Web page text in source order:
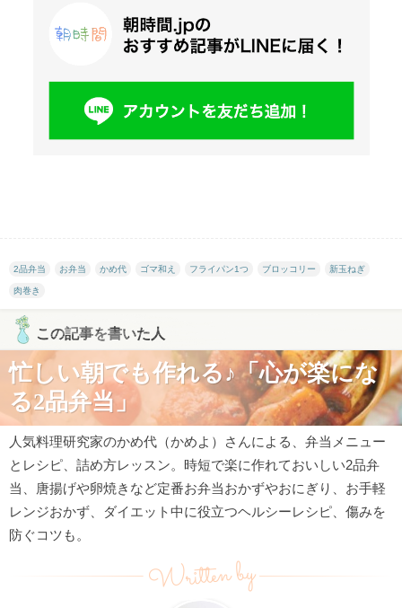
2品弁当 お弁当 かめ代 ゴマ和え フライパン1つ ブロッコリー 新玉ねぎ
肉巻き
この記事を書いた人
忙しい朝でも作れる♪「心が楽にな
る2品弁当」
人気料理研究家のかめ代（かめよ）さんによる、弁当メニュー
とレシピ、詰め方レッスン。時短で楽に作れておいしい2品弁
当、唐揚げや卵焼きなど定番お弁当おかずやおにぎり、お手軽
レンジおかず、ダイエット中に役立つヘルシーレシピ、傷みを
防ぐコツも。
Written by